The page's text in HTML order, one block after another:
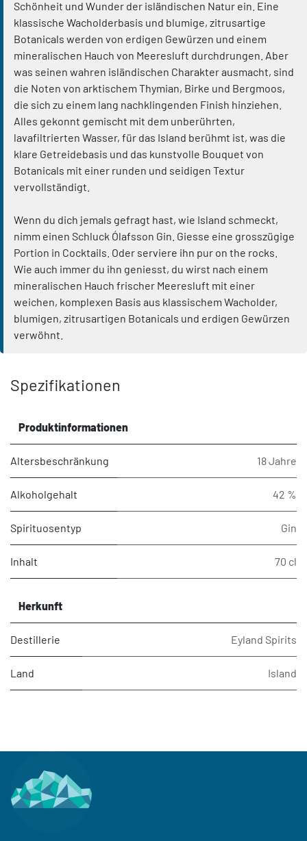
Schönheit und Wunder der isländischen Natur ein. Eine
klassische Wacholderbasis und blumige, zitrusartige
Botanicals werden von erdigen Gewürzen und einem
mineralischen Hauch von Meeresluft durchdrungen. Aber
was seinen wahren isländischen Charakter ausmacht, sind
die Noten von arktischem Thymian, Birke und Bergmoos,
die sich zu einem lang nachklingenden Finish hinziehen.
Alles gekonnt gemischt mit dem unberührten,
lavafiltrierten Wasser, für das Island berühmt ist, was die
klare Getreidebasis und das kunstvolle Bouquet von
Botanicals mit einer runden und seidigen Textur
vervollständigt.
Wenn du dich jemals gefragt hast, wie Island schmeckt,
nimm einen Schluck Ólafsson Gin. Giesse eine grosszügige
Portion in Cocktails. Oder serviere ihn pur on the rocks.
Wie auch immer du ihn geniesst, du wirst nach einem
mineralischen Hauch frischer Meeresluft mit einer
weichen, komplexen Basis aus klassischem Wacholder,
blumigen, zitrusartigen Botanicals und erdigen Gewürzen
verwöhnt.
Spezifikationen
Produktinformationen
Altersbeschränkung 18 Jahre
Alkoholgehalt 42 %
Spirituosentyp Gin
Inhalt 70 cl
Herkunft
Destillerie Eyland Spirits
Land Island